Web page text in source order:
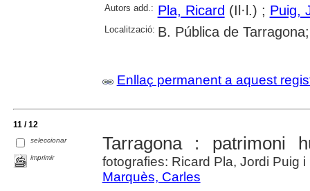
Autors add.: Pla, Ricard (Il·l.) ; Puig,
Localització: B. Pública de
Enllaç permanent a aquest
11 / 12
seleccionar
imprimir
Tarragona : patrimoni
fotografies: Ricard Pla, Jordi Puig
Marquès, Carles